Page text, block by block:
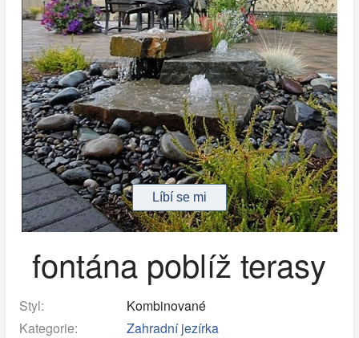
fontána poblíž terasy
Styl:
Kombinované
Kategorie:
Zahradní jezírka